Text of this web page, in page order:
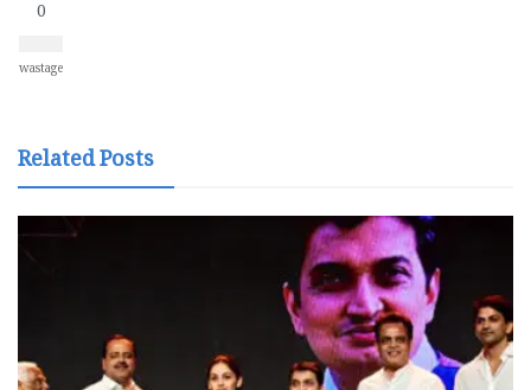
0
wastage
Related Posts